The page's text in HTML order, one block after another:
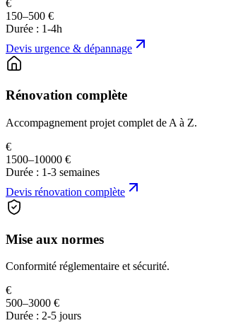
€
150–500 €
Durée : 1-4h
Devis urgence & dépannage
Rénovation complète
Accompagnement projet complet de A à Z.
€
1500–10000 €
Durée : 1-3 semaines
Devis rénovation complète
Mise aux normes
Conformité réglementaire et sécurité.
€
500–3000 €
Durée : 2-5 jours